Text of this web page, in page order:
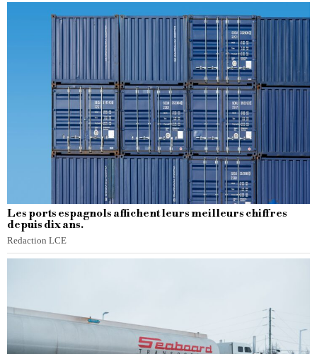
Les ports espagnols affichent leurs meilleurs chiffres
depuis dix ans.
Redaction LCE